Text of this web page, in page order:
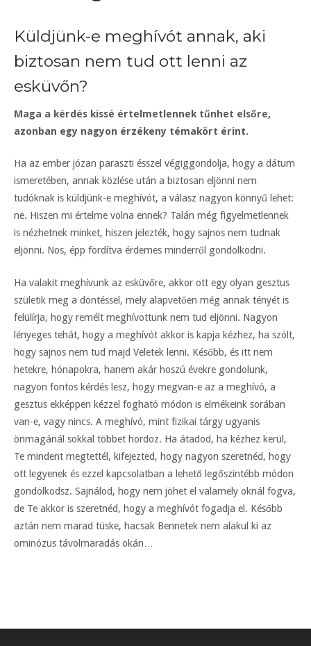
Küldjünk-e meghívót annak, aki
biztosan nem tud ott lenni az
esküvőn?
Maga a kérdés kissé értelmetlennek tűnhet elsőre,
azonban egy nagyon érzékeny témakört érint.
Ha az ember józan paraszti ésszel végiggondolja, hogy a dátum
ismeretében, annak közlése után a biztosan eljönni nem
tudóknak is küldjünk-e meghívót, a válasz nagyon könnyű lehet:
ne. Hiszen mi értelme volna ennek? Talán még figyelmetlennek
is nézhetnek minket, hiszen jelezték, hogy sajnos nem tudnak
eljönni. Nos, épp fordítva érdemes minderről gondolkodni.
Ha valakit meghívunk az esküvőre, akkor ott egy olyan gesztus
születik meg a döntéssel, mely alapvetően még annak tényét is
felülírja, hogy remélt meghívottunk nem tud eljönni. Nagyon
lényeges tehát, hogy a meghívót akkor is kapja kézhez, ha szólt,
hogy sajnos nem tud majd Veletek lenni. Később, és itt nem
hetekre, hónapokra, hanem akár hoszú évekre gondolunk,
nagyon fontos kérdés lesz, hogy megvan-e az a meghívó, a
gesztus ekképpen kézzel fogható módon is elmékeink sorában
van-e, vagy nincs. A meghívó, mint fizikai tárgy ugyanis
önmagánál sokkal többet hordoz. Ha átadod, ha kézhez kerül,
Te mindent megtettél, kifejezted, hogy nagyon szeretnéd, hogy
ott legyenek és ezzel kapcsolatban a lehető legőszintébb módon
gondolkodsz. Sajnálod, hogy nem jöhet el valamely oknál fogva,
de Te akkor is szeretnéd, hogy a meghívót fogadja el. Később
aztán nem marad tüske, hacsak Bennetek nem alakul ki az
ominózus távolmaradás okán…